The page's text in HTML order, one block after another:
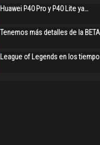
Huawei P40 Pro y P40 Lite ya…
Tenemos más detalles de la
League of Legends en los